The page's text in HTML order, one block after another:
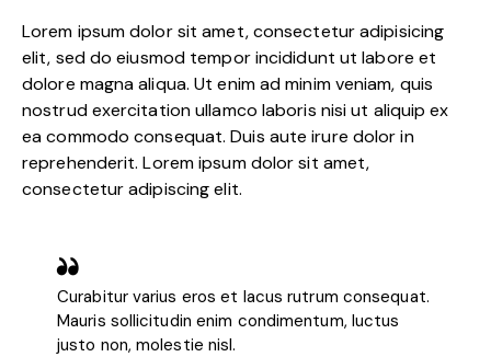
Lorem ipsum dolor sit amet, consectetur adipisicing
elit, sed do eiusmod tempor incididunt ut labore et
dolore magna aliqua. Ut enim ad minim veniam, quis
nostrud exercitation ullamco laboris nisi ut aliquip ex
ea commodo consequat. Duis aute irure dolor in
reprehenderit. Lorem ipsum dolor sit amet,
consectetur adipiscing elit.
Curabitur varius eros et lacus rutrum consequat.
Mauris sollicitudin enim condimentum, luctus
justo non, molestie nisl.